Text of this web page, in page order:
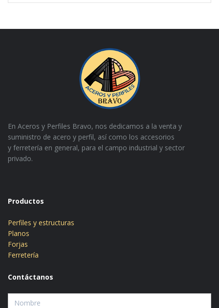
En Aceros y Perfiles Bravo, nos dedicamos a la venta y
suministro de acero y perfil, así como los accesorios
y ferretería en general, para el campo industrial y sector
privado.
Productos
Perfiles y estructuras
Planos
Forjas
Ferretería
Contáctanos